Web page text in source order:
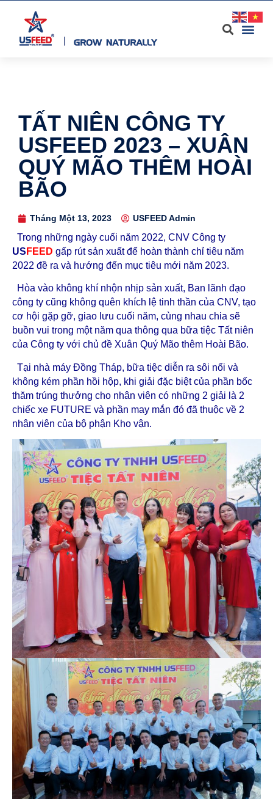
TẤT NIÊN CÔNG TY
USFEED 2023 – XUÂN
QUÝ MÃO THÊM HOÀI
BÃO
Tháng Một 13, 2023 USFEED Admin
Trong những ngày cuối năm 2022, CNV Công ty
US FEED gấp rút sản xuất để hoàn thành chỉ tiêu năm
2022 đề ra và hướng đến mục tiêu mới năm 2023.
Hòa vào không khí nhộn nhịp sản xuất, Ban lãnh đạo
công ty cũng không quên khích lệ tinh thần của CNV, tạo
cơ hội gặp gỡ, giao lưu cuối năm, cùng nhau chia sẽ
buồn vui trong một năm qua thông qua bữa tiệc Tất niên
của Công ty với chủ đề Xuân Quý Mão thêm Hoài Bão.
Tại nhà máy Đồng Tháp, bữa tiệc diễn ra sôi nổi và
không kém phần hồi hộp, khi giải đặc biệt của phần bốc
thăm trúng thưởng cho nhân viên có những 2 giải là 2
chiếc xe FUTURE và phần may mắn đó đã thuộc về 2
nhân viên của bộ phận Kho vận.